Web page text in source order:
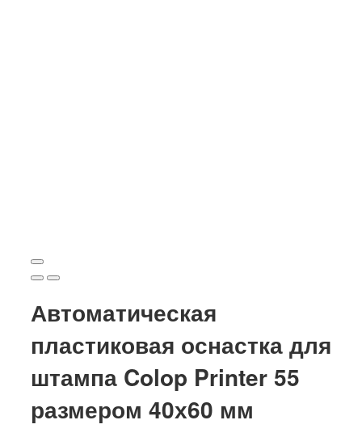
Автоматическая
пластиковая оснастка для
штампа Colop Printer 55
размером 40х60 мм